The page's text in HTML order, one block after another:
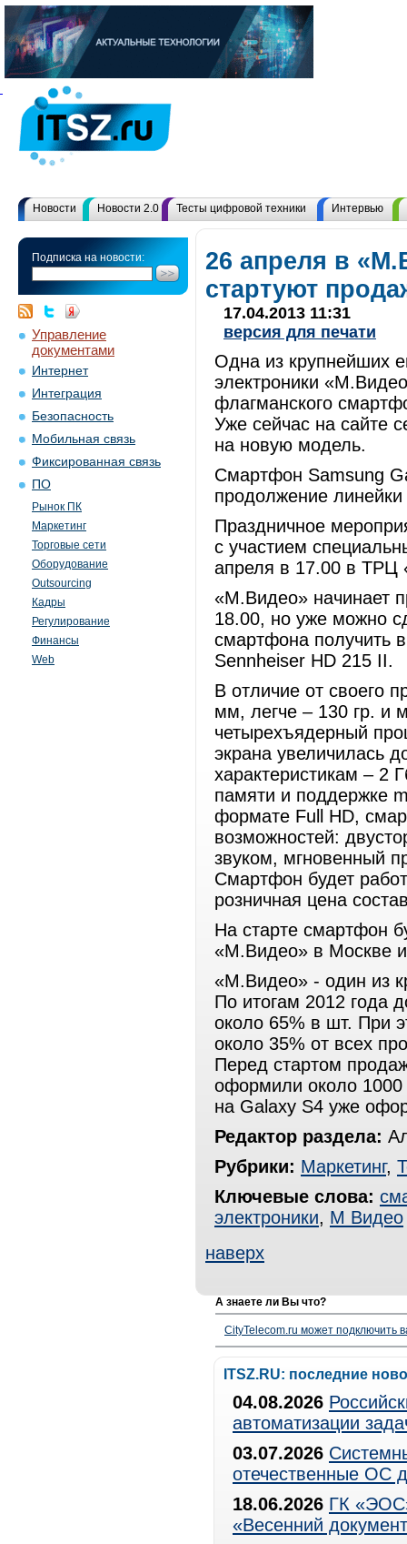
Новости Новости 2.0 Тесты цифровой техники Интервью
Подписка на новости:
Управление
документами
Интернет
Интеграция
Безопасность
Мобильная связь
Фиксированная связь
ПО
Рынок ПК
Маркетинг
Торговые сети
Оборудование
Outsourcing
Кадры
Регулирование
Финансы
Web
26 апреля в
стартуют
17.04.2013 11:31
версия для печати
Одна из крупнейших
электроники
флагманского
Уже сейчас на сайте
на новую модель.
Смартфон Samsung
продолжение
Праздничное
с участием
апреля в 17.00 в
«М.Видео» начинает
18.00, но уже можно
смартфона получить
Sennheiser HD 215 II.
В отличие от своего
мм, легче – 130 гр. и
четырехъядерный
экрана увеличилась
характеристикам – 2
памяти и поддержке
формате Full HD,
возможностей:
звуком, мгновенный
Смартфон будет
розничная цена
На старте смартфон
«М.Видео» в Москве
«М.Видео» - один из
По итогам 2012 года
около 65% в шт. При
около 35% от всех
Перед стартом
оформили около 1000
на Galaxy S4 уже
Редактор раздела:
Рубрики: Маркетинг,
Ключевые слова:
электроники, М Видео
наверх
А знаете ли Вы что?
CityTelecom.ru может подключить
ITSZ.RU: последние
04.08.2026
автоматизации
03.07.2026
отечественные ОС
18.06.2026 ГК
«Весенний